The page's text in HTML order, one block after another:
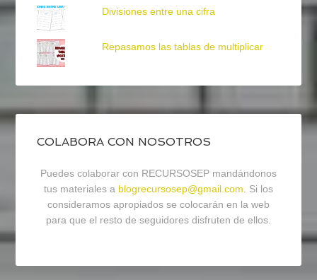
Divisiones entre una cifra
Repasamos las tablas de multiplicar
COLABORA CON NOSOTROS
Puedes colaborar con RECURSOSEP mandándonos
tus materiales a blogrecursosep@gmail.com. Si los
consideramos apropiados se colocarán en la web
para que el resto de seguidores disfruten de ellos.